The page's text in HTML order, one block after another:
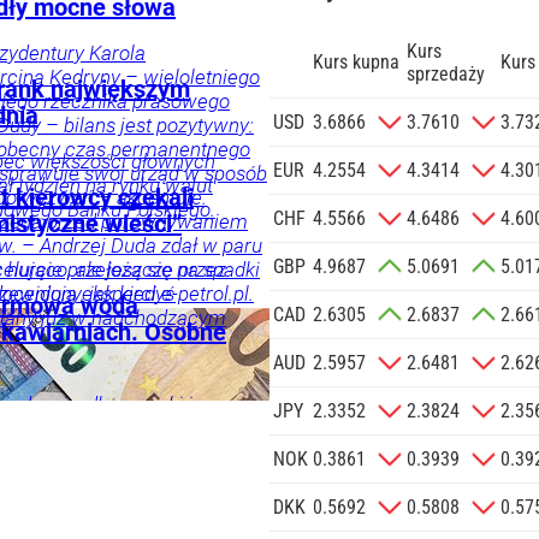
na
na podany
o.o. w imieniu
zlecenie jej
SIĘ
mocne słowa
Karola
Kędryny – wieloletniego
rzecznika prasowego
– bilans jest pozytywny:
czas permanentnego
swój urząd w sposób
wyzwań – akcentuje.
przed porównywaniem
– Andrzej Duda zdał w paru
ale jeszcze przez
jak kiedyś
a po latach się to zmieniło
Andrzeja Dudy.
największym
większości głównych
tydzień na rynku walut
Banku Polskiego.
kierowcy czekali
wieści”
przełożą się na spadki
eksperci e-petrol.pl.
już w nadchodzącym
woda
Osobne
dba o nerki i usuwa
Kurs kupna Kurs
sprzedaży
USD 3.6866 3.7610
EUR 4.2554 4.3414
CHF 4.5566 4.6486
GBP 4.9687 5.0691
CAD 2.6305 2.6837
AUD 2.5957 2.6481
JPY 2.3352 2.3824
NOK 0.3861 0.3939
DKK 0.5692 0.5808